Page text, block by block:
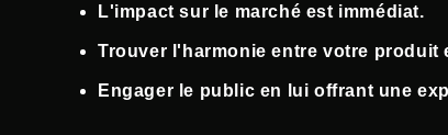
L'impact sur le marché est immédiat.
Trouver l'harmonie entre votre produit
Engager le public en lui offrant une